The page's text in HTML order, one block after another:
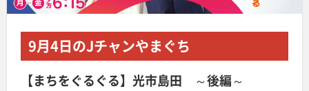
9月4日のJチャンやまぐち
【まちをぐるぐる】光市島田 ～後編～